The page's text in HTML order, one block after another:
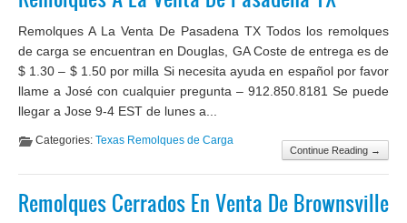
Remolques A La Venta De Pasadena TX Todos los remolques
de carga se encuentran en Douglas, GA Coste de entrega es de
$ 1.30 – $ 1.50 por milla Si necesita ayuda en español por favor
llame a José con cualquier pregunta – 912.850.8181 Se puede
llegar a Jose 9-4 EST de lunes a...
Continue Reading →
Categories: Texas Remolques de Carga
Remolques Cerrados En Venta De Brownsville